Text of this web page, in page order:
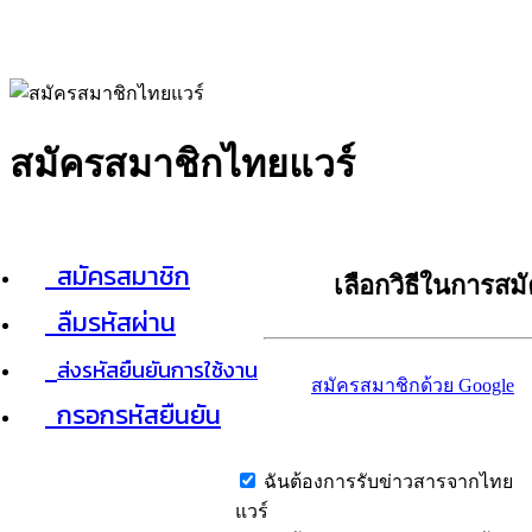
สมัครสมาชิกไทยแวร์
สมัครสมาชิก
ลืมรหัสผ่าน
ส่งรหัสยืนยันการใช้งาน
กรอกรหัสยืนยัน
เลือกวิธีในการส
สมัครสมาชิกด้วย Google
ฉันต้องการรับข่าวสารจากไทย
แวร์